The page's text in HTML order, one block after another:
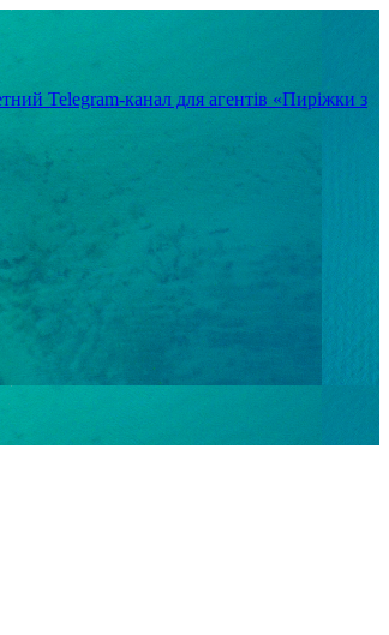
Telegram-канал для агентів «Пиріжки з